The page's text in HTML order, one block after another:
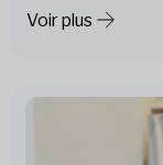
Voir plus